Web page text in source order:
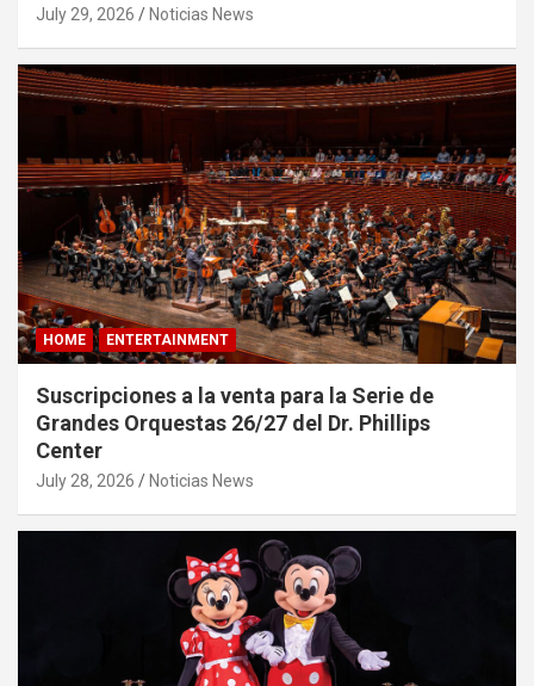
July 29, 2026 Noticias News
HOME ENTERTAINMENT
Suscripciones a la venta para la Serie de
Grandes Orquestas 26/27 del Dr. Phillips
Center
July 28, 2026 Noticias News